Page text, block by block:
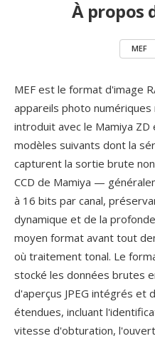
À propos
MEF
MEF est le format d'image
appareils photo
introduit avec le Mamiya
modèles suivants dont la
capturent la sortie brute
CCD de Mamiya —
à 16 bits par canal,
dynamique et de la
moyen format avant tout
où traitement tonal. Le
stocké les données brutes
d'aperçus JPEG intégrés et
étendues, incluant
vitesse d'obturation,